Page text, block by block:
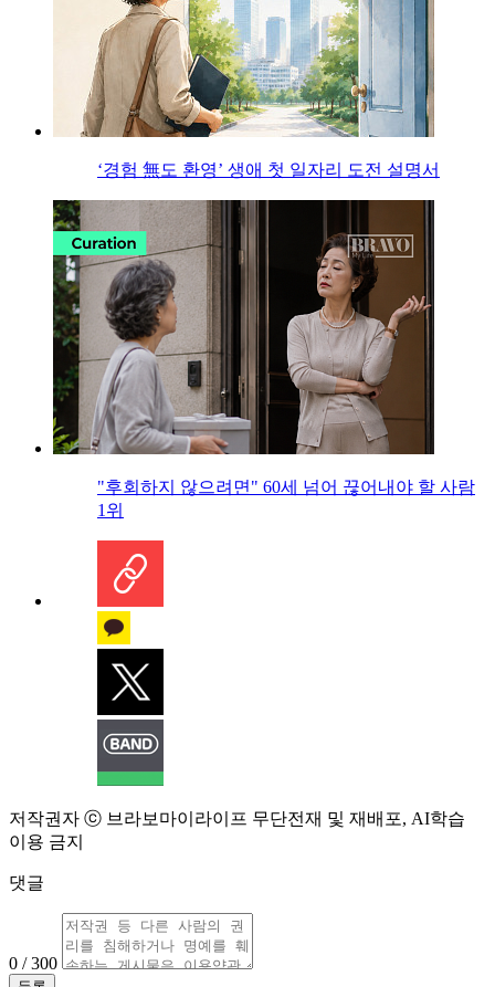
‘경험 無도 환영’ 생애 첫 일자리 도전 설명서
"후회하지 않으려면" 60세 넘어 끊어내야 할 사람
1위
저작권자 ⓒ 브라보마이라이프 무단전재 및 재배포, AI학습
이용 금지
댓글
0 / 300